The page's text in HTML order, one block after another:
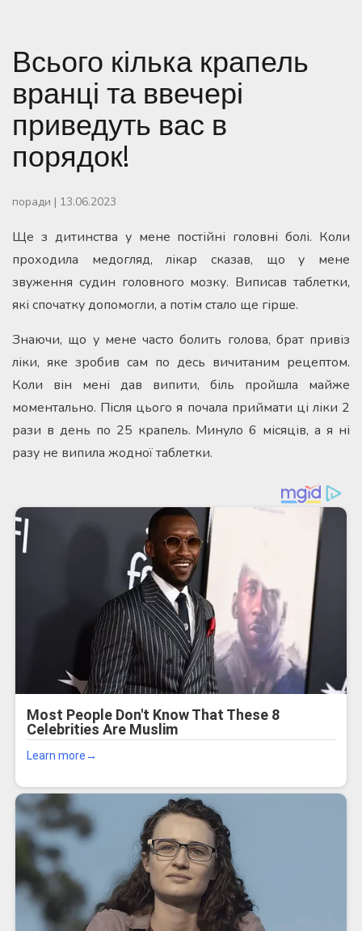
Всього кілька крапель
вранці та ввечері
приведуть вас в
порядок!
поради | 13.06.2023
Ще з дитинства у мене постійні головні болі. Коли
проходила медогляд, лікар сказав, що у мене
звуження судин головного мозку. Виписав таблетки,
які спочатку допомогли, а потім стало ще гірше.
Знаючи, що у мене часто болить голова, брат привіз
ліки, яке зробив сам по десь вичитаним рецептом.
Коли він мені дав випити, біль пройшла майже
моментально. Після цього я почала приймати ці ліки 2
рази в день по 25 крапель. Минуло 6 місяців, а я ні
разу не випила жодної таблетки.